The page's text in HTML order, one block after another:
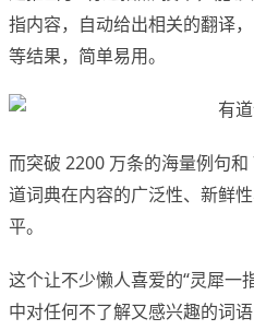
指内容，自动给出相关的翻译，
等结果，简单易用。
而突破 2200 万条的海量例句
道词典在内容的广泛性、新鲜
平。
这个让不少懒人喜爱的“灵犀一
中对任何不了解又感兴趣的词